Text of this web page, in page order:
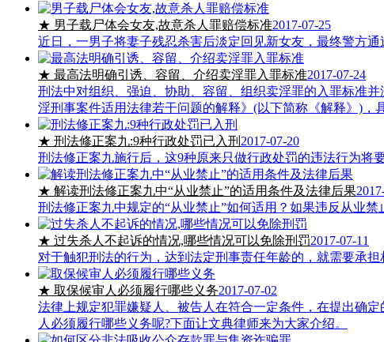
★ 男子载尸体会女友,故意杀人罪赔偿标准2017-07-25
近日，一男子将妻子残忍杀害后淡定回见新女友，最终警方
★ 最高法明确引诱、容留、介绍卖淫罪入罪标准2017-07-24
刑法中对组织、强迫、协助、容留、组织卖淫罪的入罪标准
淫刑事案件适用法律若干问题的解释》(以下简称《解释》)，
★ 刑法修正案九:9种行政处罚已入刑 2017-07-20
刑法修正案九施行后，这9种原来只做行政处罚的违法行为将
★ 解读刑法修正案九中“从业禁止”的适用条件及法律后果
刑法修正案九中规定的“从业禁止”如何适用？如果违反从业
★ 过失杀人不起诉的情况,哪些情况可以免除刑罚2017-07-11
对于触犯刑法的行为，达到法定刑事责任年龄的，就需要承
★ 取保候审人必须履行哪些义务2017-07-02
法律上规定犯罪嫌疑人、被告人在符合一定条件，在提出确
人必须履行哪些义务呢?下面让文典律师来为大家介绍。